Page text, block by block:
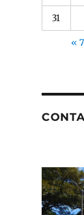
31
«